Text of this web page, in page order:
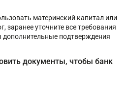
материнский капитал или
заранее уточните все требования
подтверждения
документы, чтобы банк